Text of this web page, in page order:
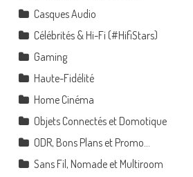
Casques Audio
Célébrités & Hi-Fi (#HifiStars)
Gaming
Haute-Fidélité
Home Cinéma
Objets Connectés et Domotique
ODR, Bons Plans et Promo…
Sans Fil, Nomade et Multiroom